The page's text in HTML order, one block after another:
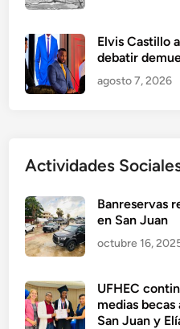
Elvis Castillo
debatir
agosto 7, 2026
Actividades
Banreservas
en San Juan
octubre 16,
UFHEC
medias
San Juan y